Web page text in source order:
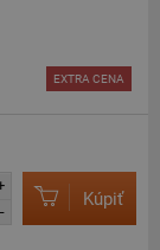
EXTRA CENA
Kúpiť